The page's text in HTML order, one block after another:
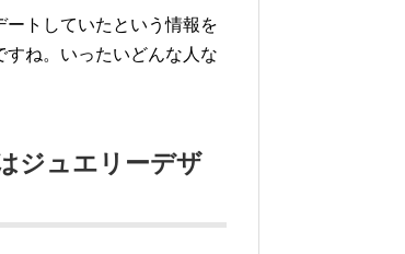
トしていたという情報を
ね。いったいどんな人な
ジュエリーデザ